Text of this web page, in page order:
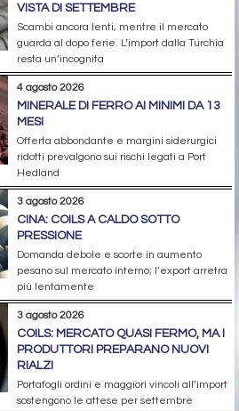
VISTA DI SETTEMBRE
Scambi ancora lenti, mentre il mercato
guarda al dopo ferie. L’import dalla Turchia
resta un’incognita
4 agosto 2026
MINERALE DI FERRO AI MINIMI DA 13
MESI
Offerta abbondante e margini siderurgici
ridotti prevalgono sui rischi legati a Port
Hedland
3 agosto 2026
CINA: COILS A CALDO SOTTO
PRESSIONE
Domanda debole e scorte in aumento
pesano sul mercato interno; l’export arretra
più lentamente
3 agosto 2026
COILS: MERCATO QUASI FERMO, MA I
PRODUTTORI PREPARANO NUOVI
RIALZI
Portafogli ordini e maggiori vincoli all’import
sostengono le attese per settembre